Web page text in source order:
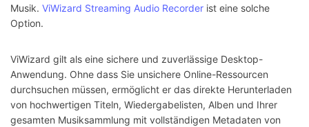
Musik. ViWizard Streaming Audio Recorder ist eine solche
Option.
ViWizard gilt als eine sichere und zuverlässige Desktop-
Anwendung. Ohne dass Sie unsichere Online-Ressourcen
durchsuchen müssen, ermöglicht er das direkte Herunterladen
von hochwertigen Titeln, Wiedergabelisten, Alben und Ihrer
gesamten Musiksammlung mit vollständigen Metadaten von